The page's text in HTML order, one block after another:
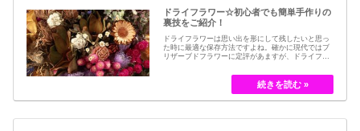
ドライフラワー☆初心者でも簡単手作りの
裏技をご紹介！
ドライフラワーは思い出を形にして残したいと思っ
た時に最適な保存方法ですよね。確かに現代ではブ
リザーブドフラワーに定評があますが、ドライフラ
とつです。結婚式のブーケなどに使われた花など、
今では押し花のサービスが有名ですが、昔はドライ
フラワーでも保存されてきました。30代以降の…